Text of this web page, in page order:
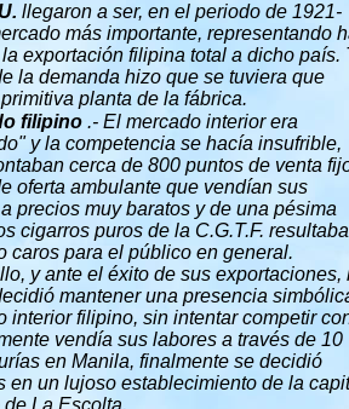
llegaron a ser, en el periodo de 1921-
más importante, representando
exportación filipina total a dicho país.
la demanda hizo que se tuviera que
planta de la fábrica.
filipino .- El mercado interior era
y la competencia se hacía insufrible,
cerca de 800 puntos de venta
oferta ambulante que vendían sus
precios muy baratos y de una pésima
cigarros puros de la C.G.T.F.
caros para el público en general.
y ante el éxito de sus exportaciones,
mantener una presencia
interior filipino, sin intentar competir
vendía sus labores a través de 10
en Manila, finalmente se decidió
en un lujoso establecimiento de la
La Escolta.